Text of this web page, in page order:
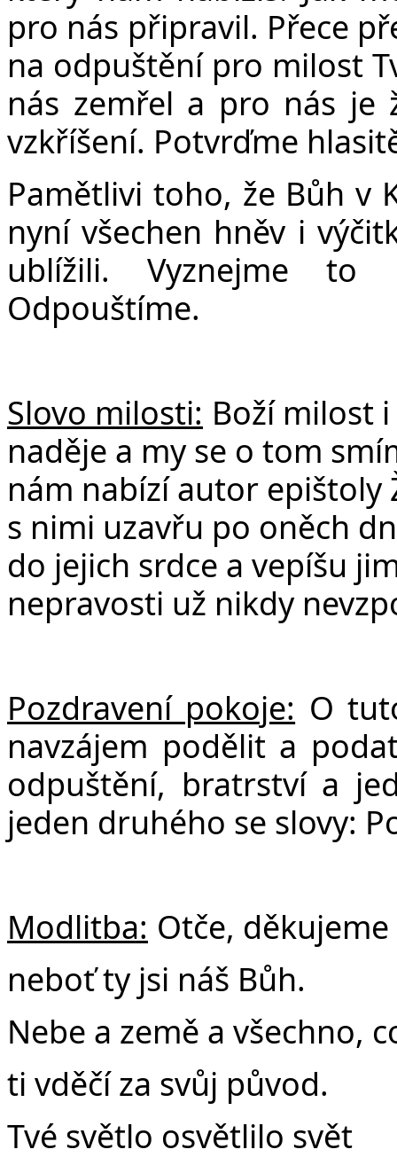
pro nás připravil. Přece
na odpuštění pro milost
nás zemřel a pro nás je
vzkříšení. Potvrďme
Pamětlivi toho, že Bůh v
nyní všechen hněv i
ublížili. Vyznejme to
Odpouštíme.
Slovo milosti: Boží milost
naděje a my se o tom
nám nabízí autor epištoly
s nimi uzavřu po oněch
do jejich srdce a vepíšu
nepravosti už nikdy
Pozdravení pokoje: O
navzájem podělit a
odpuštění, bratrství a
jeden druhého se slovy:
Modlitba: Otče,
neboť ty jsi náš Bůh.
Nebe a země a všechno,
ti vděčí za svůj původ.
Tvé světlo osvětlilo svět